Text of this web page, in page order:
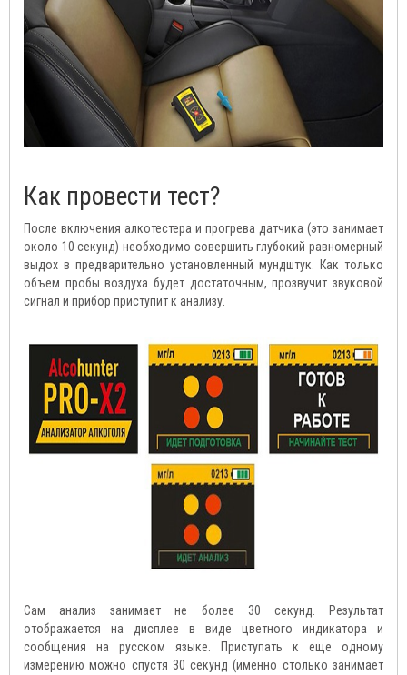
Как провести тест?
После включения алкотестера и прогрева датчика (это занимает
около 10 секунд) необходимо совершить глубокий равномерный
выдох в предварительно установленный мундштук. Как только
объем пробы воздуха будет достаточным, прозвучит звуковой
сигнал и прибор приступит к анализу.
Сам анализ занимает не более 30 секунд. Результат
отображается на дисплее в виде цветного индикатора и
сообщения на русском языке. Приступать к еще одному
измерению можно спустя 30 секунд (именно столько занимает